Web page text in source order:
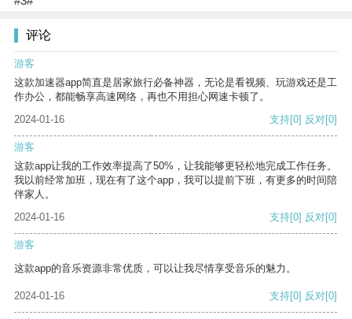
评论
游客
这款加速器app简直是居家旅行必备神器，无论是看视频、玩游戏还是工
作办公，都能畅享高速网络，再也不用担心网速卡顿了。
2024-01-16
支持[0] 反对[0]
游客
这款app让我的工作效率提高了50%，让我能够更轻松地完成工作任务。
我以前经常加班，现在有了这个app，我可以提前下班，有更多的时间陪
伴家人。
2024-01-16
支持[0] 反对[0]
游客
这款app的音乐资源非常优质，可以让我尽情享受音乐的魅力。
2024-01-16 支持[0] 反对[0]